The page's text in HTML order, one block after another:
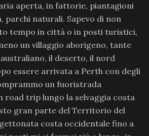
aperta, in fattorie, piantagioni
parchi naturali. Sapevo di non
tempo in città o in posti turistici,
un villaggio aborigeno, tante
australiano, il deserto, il nord
essere arrivata a Perth con degli
un fuoristrada
road trip lungo la selvaggia costa
gran parte del Territorio del
costa occidentale fino a